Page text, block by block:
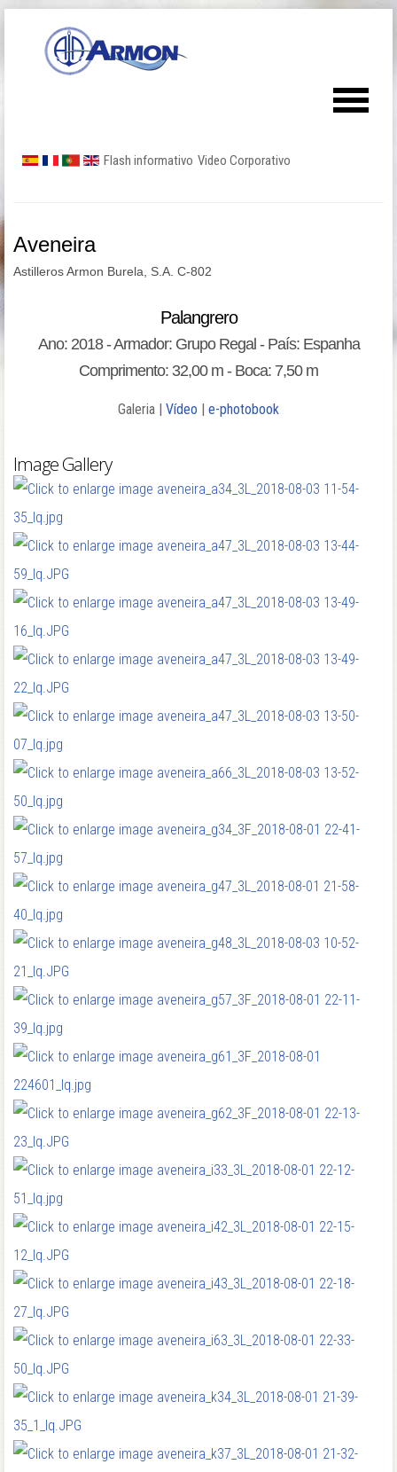
Flash informativo Video Corporativo
Aveneira
Astilleros Armon Burela, S.A. C-802
Palangrero
Ano: 2018 - Armador: Grupo Regal - País: Espanha
Comprimento: 32,00 m - Boca: 7,50 m
Galeria | Vídeo | e-photobook
Image Gallery